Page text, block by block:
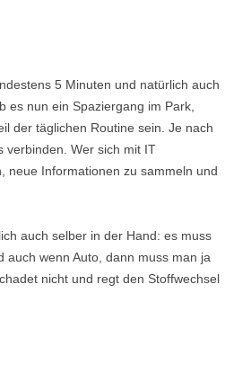
5 Minuten und natürlich auch
es nun ein Spaziergang im Park,
der täglichen Routine sein. Je nach
verbinden. Wer sich mit IT
neue Informationen zu sammeln und
auch selber in der Hand: es muss
auch wenn Auto, dann muss man ja
nicht und regt den Stoffwechsel